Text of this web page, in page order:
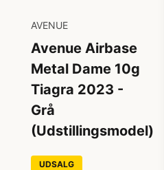
AVENUE
Avenue Airbase
Metal Dame 10g
Tiagra 2023 -
Grå
(Udstillingsmodel)
UDSALG